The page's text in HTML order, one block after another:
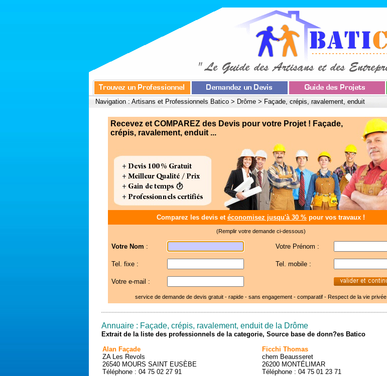
Navigation : Artisans et Professionnels Batico > Drôme > Façade, crépis, ravalement, enduit
Recevez et COMPAREZ des Devis pour votre Projet ! Façade,
crépis, ravalement, enduit ...
Comparez les devis et économisez jusqu'à 30 % pour vos travaux !
(Remplir votre demande ci-dessous)
Votre Nom : Votre Prénom :
Tel. fixe : Tel. mobile :
Votre e-mail :
service de demande de devis gratuit - rapide - sans engagement - comparatif - Respect de la vie privée
Annuaire : Façade, crépis, ravalement, enduit de la Drôme
Extrait de la liste des professionnels de la categorie, Source base de donn?es Batico
Alan Façade
ZA Les Revols
26540 MOURS SAINT EUSÈBE
Téléphone : 04 75 02 27 91
Ficchi Thomas
chem Beausseret
26200 MONTÉLIMAR
Téléphone : 04 75 01 23 71